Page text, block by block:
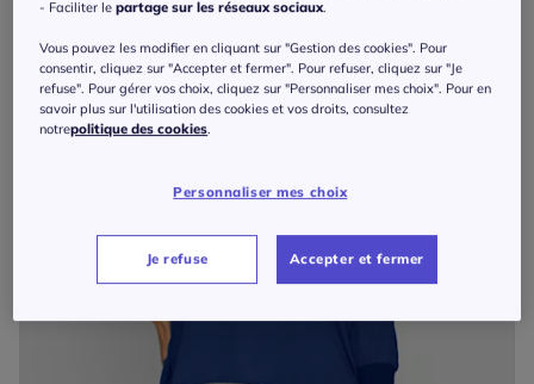
- Faciliter lepartage sur les réseaux sociaux.
Vous pouvez les modifier en cliquant sur "Gestion des cookies". Pour
consentir, cliquez sur "Accepter et fermer". Pour refuser, cliquez sur "Je
refuse". Pour gérer vos choix, cliquez sur "Personnaliser mes choix". Pour en
savoir plus sur l'utilisation des cookies et vos droits, consultez
notrepolitique des cookies.
Personnaliser mes choix
Je refuse Accepter et fermer